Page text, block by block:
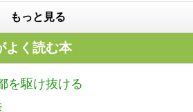
もっと見る
よく読む本
を駆け抜ける